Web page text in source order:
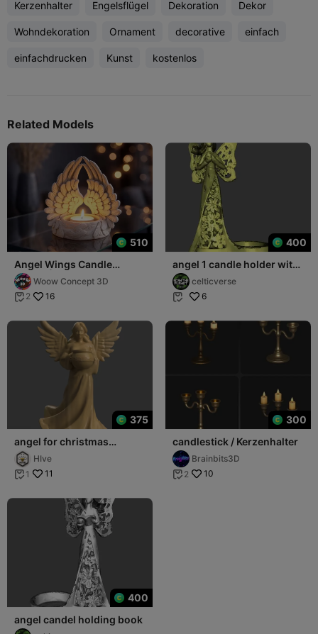
Kerzenhalter Engelsflügel Dekoration Dekor
Wohndekoration Ornament decorative einfach
einfachdrucken Kunst kostenlos
Related Models
510
Angel Wings Candle
Holder | Guardian Angel
FigurineWoow Concept 3D
 2 16
400
angel 1 candle holder with
bird celticverse
 6
375
angel for christmas
decoration candle holder
003 HIve
 1 11
300
candlestick / Kerzenhalter
Brainbits3D
 2 10
400
angel candel holding book